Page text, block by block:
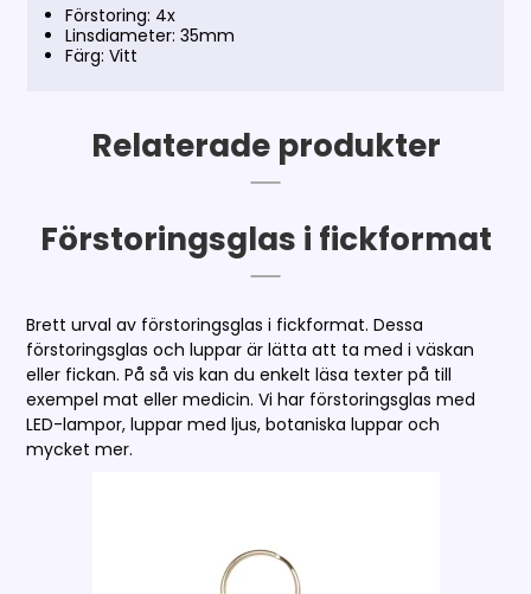
Förstoring: 4x
Linsdiameter: 35mm
Färg: Vitt
Relaterade produkter
Förstoringsglas i fickformat
Brett urval av förstoringsglas i fickformat. Dessa
förstoringsglas och luppar är lätta att ta med i väskan
eller fickan. På så vis kan du enkelt läsa texter på till
exempel mat eller medicin. Vi har förstoringsglas med
LED-lampor, luppar med ljus, botaniska luppar och
mycket mer.